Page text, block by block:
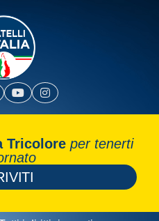
Tricolore per tenerti